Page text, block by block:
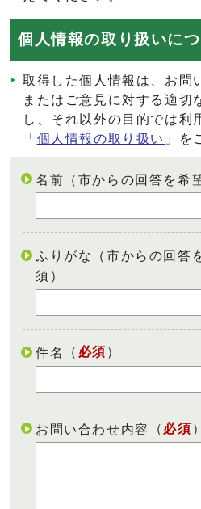
個人情報の取り扱いに
取得した個人情報は、お問
またはご意見に対する適切
し、それ以外の目的では利
「 個人情報の取り扱い 」を
名前（市からの回答を希
ふりがな（市からの回答
須）
件名 （ 必須 ）
お問い合わせ内容 （ 必須 ）